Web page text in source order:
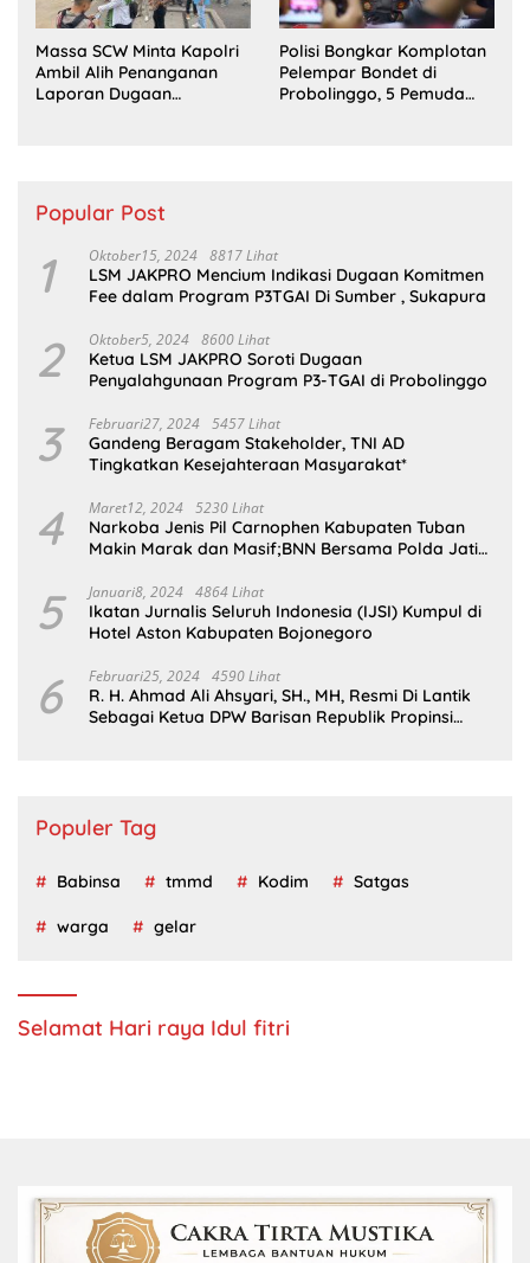
Massa SCW Minta Kapolri
Ambil Alih Penanganan
Laporan Dugaan
Polisi Bongkar Komplotan
Pelempar Bondet di
Probolinggo, 5 Pemuda
Popular Post
1 Oktober15, 2024 8817 Lihat
LSM JAKPRO Mencium Indikasi Dugaan Komitmen
Fee dalam Program P3TGAI Di Sumber , Sukapura
2 Oktober5, 2024 8600 Lihat
Ketua LSM JAKPRO Soroti Dugaan
Penyalahgunaan Program P3-TGAI di Probolinggo
3 Februari27, 2024 5457 Lihat
Gandeng Beragam Stakeholder, TNI AD
Tingkatkan Kesejahteraan Masyarakat*
4 Maret12, 2024 5230 Lihat
Narkoba Jenis Pil Carnophen Kabupaten Tuban
Makin Marak dan Masif;BNN Bersama Polda Jatim
5 Januari8, 2024 4864 Lihat
Ikatan Jurnalis Seluruh Indonesia (IJSI) Kumpul di
Hotel Aston Kabupaten Bojonegoro
6 Februari25, 2024 4590 Lihat
R. H. Ahmad Ali Ahsyari, SH., MH, Resmi Di Lantik
Sebagai Ketua DPW Barisan Republik Propinsi
Populer Tag
Babinsa tmmd Kodim Satgas
warga gelar
Selamat Hari raya Idul fitri